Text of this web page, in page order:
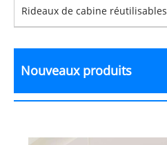
Rideaux de cabine réutilisables
Nouveaux produits